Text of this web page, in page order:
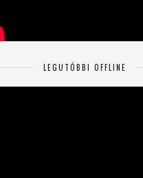
LEGUTÓBBI OFFLINE